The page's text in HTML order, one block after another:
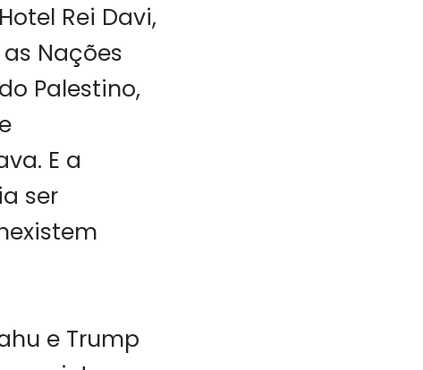
Rei Davi,
Nações
Palestino,
E a
ser
e Trump